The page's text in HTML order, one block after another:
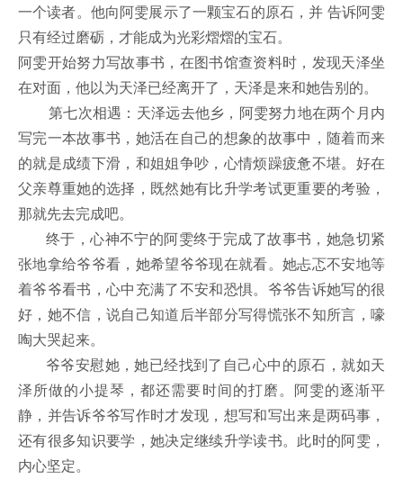
一个读者。他向阿雯展示了一颗宝石的原石，并 告诉阿雯
只有经过磨砺，才能成为光彩熠熠的宝石。
阿雯开始努力写故事书，在图书馆查资料时，发现天泽坐
在对面，他以为天泽已经离开了，天泽是来和她告别的。
第七次相遇：天泽远去他乡，阿雯努力地在两个月内
写完一本故事书，她活在自己的想象的故事中，随着而来
的就是成绩下滑，和姐姐争吵，心情烦躁疲惫不堪。好在
父亲尊重她的选择，既然她有比升学考试更重要的考验，
那就先去完成吧。
终于，心神不宁的阿雯终于完成了故事书，她急切紧
张地拿给爷爷看，她希望爷爷现在就看。她忐忑不安地等
着爷爷看书，心中充满了不安和恐惧。爷爷告诉她写的很
好，她不信，说自己知道后半部分写得慌张不知所言，嚎
啕大哭起来。
爷爷安慰她，她已经找到了自己心中的原石，就如天
泽所做的小提琴，都还需要时间的打磨。阿雯的逐渐平
静，并告诉爷爷写作时才发现，想写和写出来是两码事，
还有很多知识要学，她决定继续升学读书。此时的阿雯，
内心坚定。